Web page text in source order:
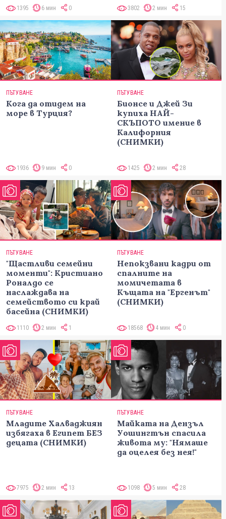
1395 6 мин 0 3802 2 мин 15
ПЪТУВАНЕ
Кога да отидем на
море в Турция?
1936 9 мин 0
ПЪТУВАНЕ
Бионсе и Джей Зи
купиха НАЙ-
СКЪПОТО имение в
Калифорния
(СНИМКИ)
1425 2 мин 28
ПЪТУВАНЕ
"Щастливи семейни
моменти": Кристиано
Роналдо се
наслаждава на
семейството си край
басейна (СНИМКИ)
1110 2 мин 1
ПЪТУВАНЕ
Непокзвани кадри от
спалните на
момичетата в
Къщата на "Ергенът"
(СНИМКИ)
18568 4 мин 0
ПЪТУВАНЕ
Младите Халваджиян
избягаха в Египет БЕЗ
децата (СНИМКИ)
7975 2 мин 13
ПЪТУВАНЕ
Майката на Дензъл
Уошингтън спасила
живота му: "Нямаше
да оцелея без нея!"
1098 5 мин 28